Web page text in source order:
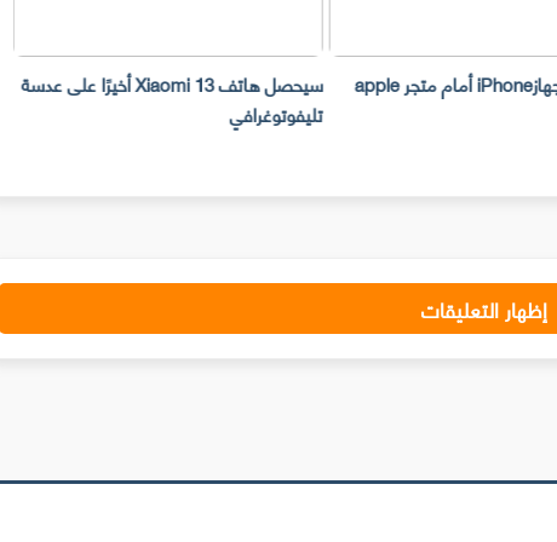
سرقة 300 جهازiPhone أمام متجر apple سيحصل هاتف Xiaomi 13 أخيرًا على عدسة
تليفوتوغرافي
إظهار التعليقات